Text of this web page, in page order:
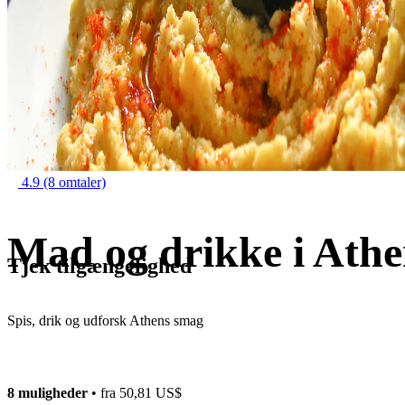
4.9 (8 omtaler)
Mad og drikke i
Spis, drik og udforsk Athens smag
Tjek tilgængelighed
8 muligheder • fra 50,81 US$